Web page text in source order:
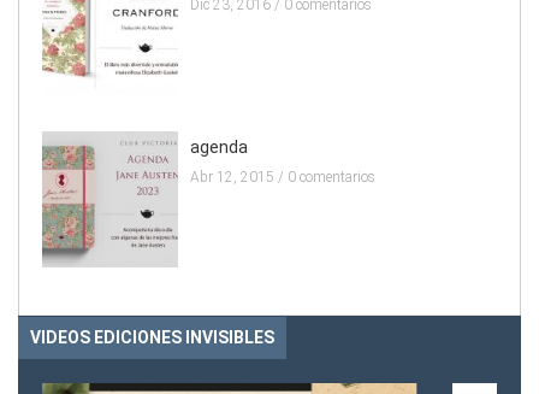
Dic 23, 2016 / 0 comentarios
agenda
Abr 12, 2015 / 0 comentarios
VIDEOS EDICIONES INVISIBLES